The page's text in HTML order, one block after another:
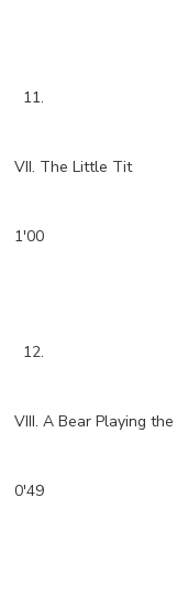
11.
VII. The Little Tit
1'00
12.
VIII. A Bear Playing
0'49